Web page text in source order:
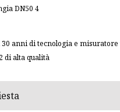
DN50 4
30 anni di tecnologia e
di alta qualità